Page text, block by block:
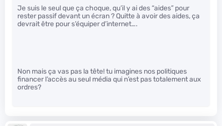
Je suis le seul que ça choque, qu’il y ai des “aides” pour
rester passif devant un écran ? Quitte à avoir des aides, ça
devrait être pour s’équiper d’internet….
Non mais ça vas pas la tête! tu imagines nos politiques
financer l’accès au seul média qui n’est pas totalement aux
ordres?